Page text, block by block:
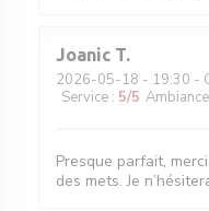
Joanic T
2026-05-18 - 19:30 -
Service : 5/5 Ambiance
Presque parfait,
des mets. Je